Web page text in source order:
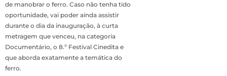
de manobrar o ferro. Caso não tenha tido
oportunidade, vai poder ainda assistir
durante o dia da inauguração, à curta
metragem que venceu, na categoria
Documentário, o 8.º Festival Cinedita e
que aborda exatamente a temática do
ferro.